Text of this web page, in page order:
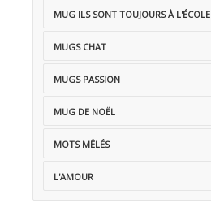
MUG ILS SONT TOUJOURS À L'ÉCOLE
MUGS CHAT
MUGS PASSION
MUG DE NOËL
MOTS MÊLÉS
L'AMOUR